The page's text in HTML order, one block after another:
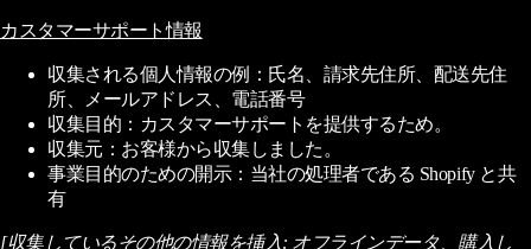
カスタマーサポート情報
収集される個人情報の例：氏名、請求先住所、配送先住
所、メールアドレス、電話番号
収集目的：カスタマーサポートを提供するため。
収集元：お客様から収集しました。
事業目的のための開示：当社の処理者である Shopify と共
有
[収集しているその他の情報を挿入: オフラインデータ、購入し